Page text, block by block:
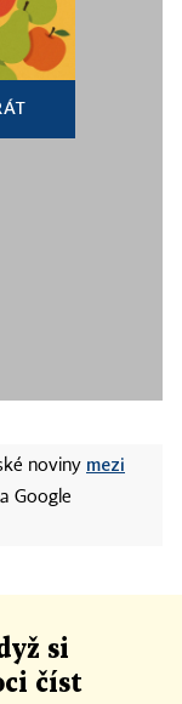
noviny mezi
Google
si
číst